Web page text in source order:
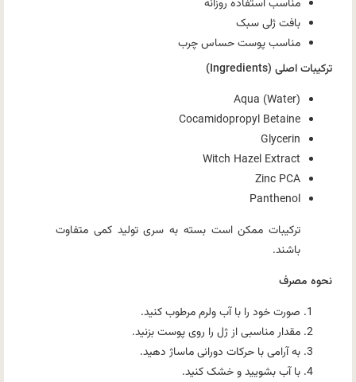
مناسب استفاده روزانه
بافت ژلی سبک
مناسب پوست حساس چرب
ترکیبات اصلی (Ingredients)
Aqua (Water)
Cocamidopropyl Betaine
Glycerin
Witch Hazel Extract
Zinc PCA
Panthenol
ترکیبات ممکن است بسته به سری تولید کمی متفاوت
باشند.
نحوه مصرف
صورت خود را با آب ولرم مرطوب کنید.
مقدار مناسبی از ژل را روی پوست بزنید.
به آرامی با حرکات دورانی ماساژ دهید.
با آب بشویید و خشک کنید.